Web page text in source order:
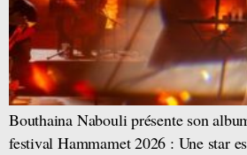
Bouthaina Nabouli présente son
festival Hammamet 2026 : Une star